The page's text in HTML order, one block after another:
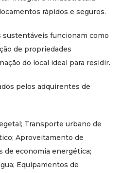
rápidos e seguros.
sustentáveis funcionam como
de propriedades
do local ideal para residir.
pelos adquirentes de
Transporte urbano de
Aproveitamento de
de economia energética;
Equipamentos de